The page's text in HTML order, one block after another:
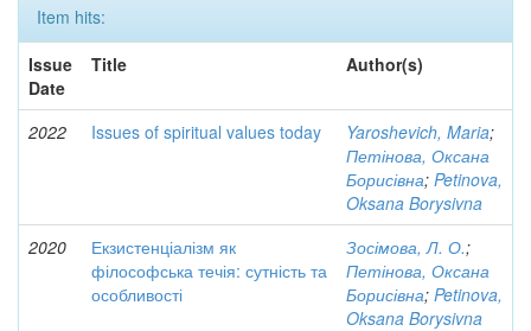
Item hits:
Issue
Date
Title Author(s)
2022 Issues of spiritual values today Yaroshevich, Maria;
Петінова, Оксана
Борисівна; Petinova,
Oksana Borysivna
2020
Екзистенціалізм як
філософська течія: сутність та
особливості
Зосімова, Л. О.;
Петінова, Оксана
Борисівна; Petinova,
Oksana Borysivna